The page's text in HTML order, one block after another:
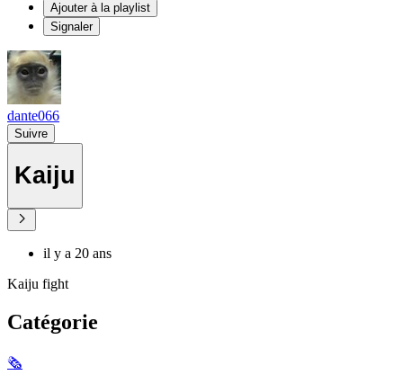
Ajouter à la playlist
Signaler
dante066
Suivre
Kaiju
il y a 20 ans
Kaiju fight
Catégorie
🗞